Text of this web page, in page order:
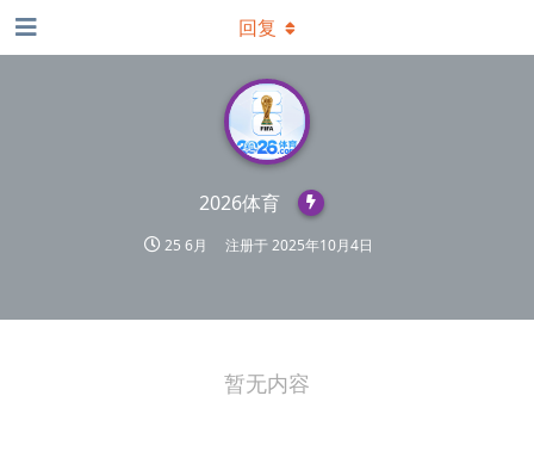
2026体育
25 6月 注册于2025年10月4日
回复
暂无内容